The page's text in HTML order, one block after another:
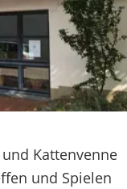
Kattenvenne
und Spielen